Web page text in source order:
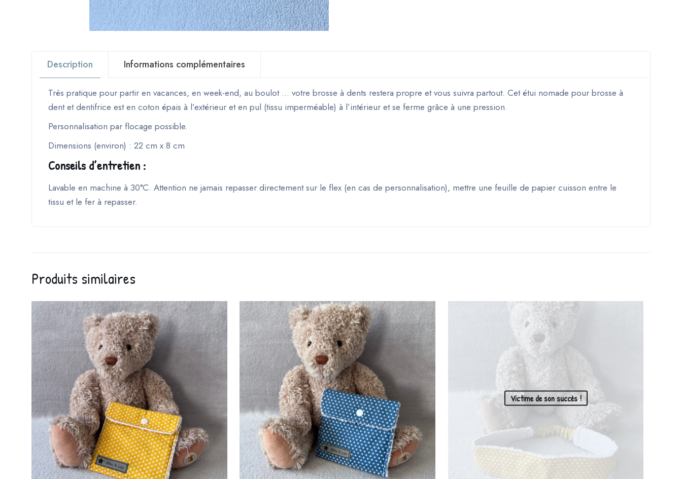
Description Informations complémentaires
Très pratique pour partir en vacances, en week-end, au boulot … votre brosse à dents restera propre et vous suivra partout. Cet étui nomade pour brosse à
dent et dentifrice est en coton épais à l’extérieur et en pul (tissu imperméable) à l’intérieur et se ferme grâce à une pression.
Personnalisation par flocage possible.
Dimensions (environ) : 22 cm x 8 cm
Conseils d’entretien :
Lavable en machine à 30°C. Attention ne jamais repasser directement sur le flex (en cas de personnalisation), mettre une feuille de papier cuisson entre le
tissu et le fer à repasser.
Produits similaires
Victime de son succès !